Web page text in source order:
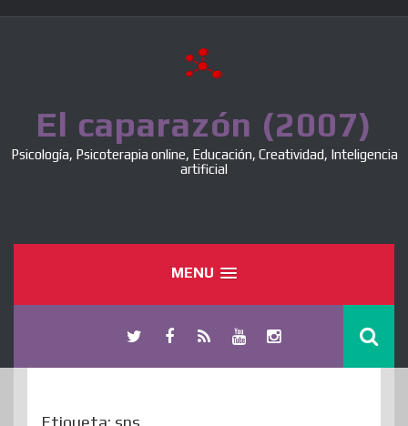
El caparazón (2007)
Psicología, Psicoterapia online, Educación, Creatividad, Inteligencia
artificial
MENU
Etiqueta: sns